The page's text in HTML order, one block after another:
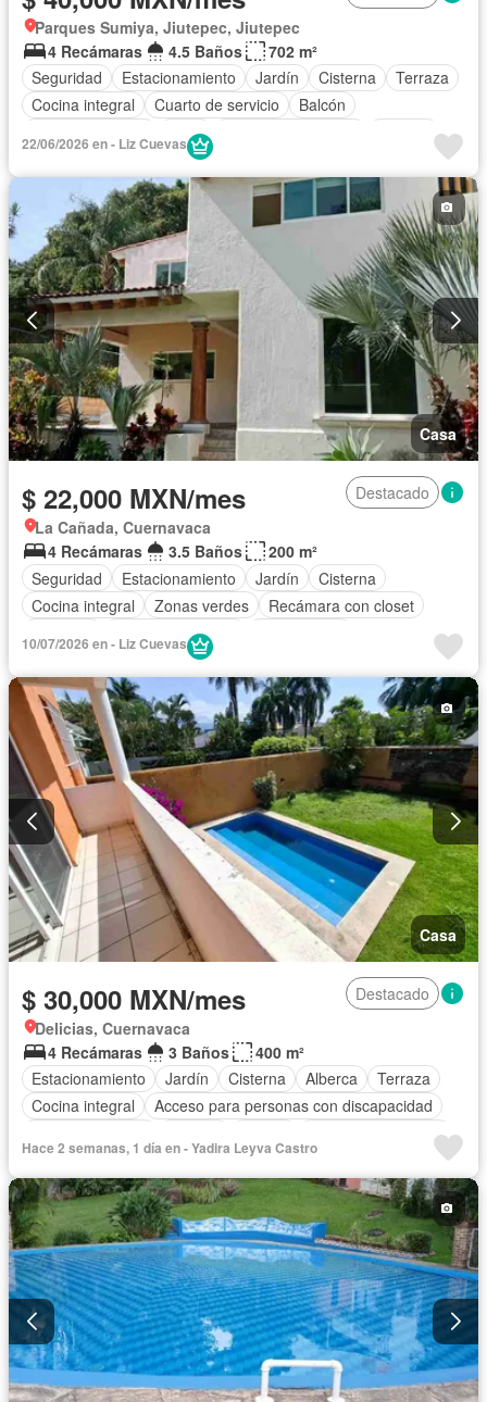
Parques Sumiya, Jiutepec, Jiutepec
4 Recámaras
4.5 Baños
702 m²
Seguridad
Estacionamiento Jardín Cisterna
Terraza
Cocina integral
Cuarto de servicio
Balcón
Agua
Despacho
Caseta de vigilancia
Permite mascotas
Permite niños
Solo familias
Sin amueblar
22/06/2026 en - Liz Cuevas
Casa
$ 22,000 MXN/mes
Destacado
La Cañada, Cuernavaca
4 Recámaras
3.5 Baños
200 m²
Seguridad
Estacionamiento Jardín
Cisterna
Cocina integral
Zonas verdes
Recámara con closet
Permite mascotas
Sin amueblar
10/07/2026 en - Liz Cuevas
Casa
$ 30,000 MXN/mes
Destacado
Delicias, Cuernavaca
4 Recámaras
3 Baños
400 m²
Estacionamiento
Jardín Cisterna Alberca
Terraza
Cocina integral
Acceso para personas con discapacidad
Cuarto de Limpieza
Agua
Cancha de tenis
Permite mascotas
Permite niños
Solo familias Sin amueblar
Hace 2 semanas, 1 día en - Yadira Leyva Castro